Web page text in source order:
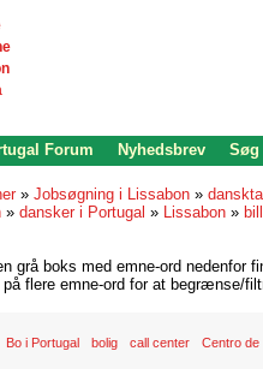
Forum Nyhedsbrev Søg
» Jobsøgning i Lissabon »
» dansker i Portugal » Lissabon »
grå boks med emne-ord nedenfor
flere emne-ord for at begrænse/
Bo i Portugal bolig call center Centro de